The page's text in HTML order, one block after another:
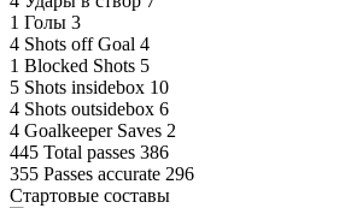
1 Голы 3
4 Shots off Goal 4
1 Blocked Shots 5
5 Shots insidebox 10
4 Shots outsidebox 6
4 Goalkeeper Saves 2
445 Total passes 386
355 Passes accurate 296
Стартовые составы